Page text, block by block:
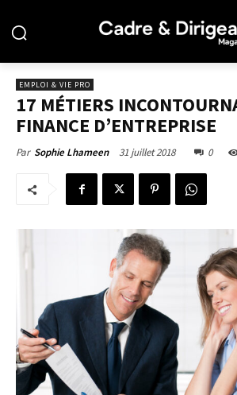
EMPLOI & VIE PRO
17 MÉTIERS
FINANCE D’ENTREPRISE
Par Sophie Lhameen 31 juillet 2018 0